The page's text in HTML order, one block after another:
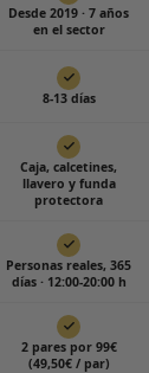
Desde 2019 · 7 años
en el sector
8-13 días
Caja, calcetines,
llavero y funda
protectora
Personas reales, 365
días · 12:00-20:00 h
2 pares por 99€
(49,50€ / par)